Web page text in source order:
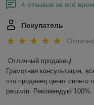
4 отзывов за всё
Покупатель
Отлично
Отличный продавец!
Грамотная консультация,
что продавец ценит своего
решили. Рекомендую 100%.